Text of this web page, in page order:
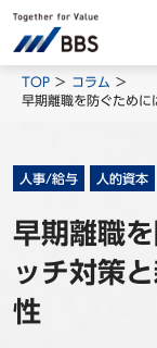
サー
TOP
コラム
早期離職を防ぐため
人事/給与 人的資本
早期離職
ッチ対策
性